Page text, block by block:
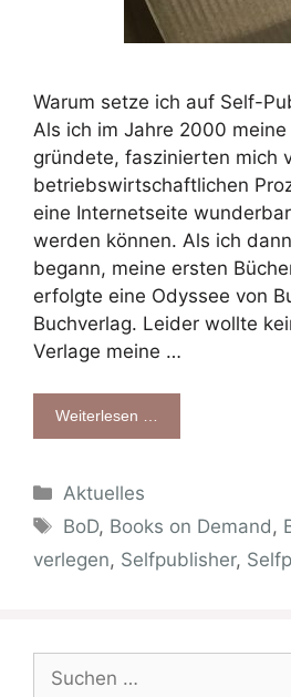
Warum setze ich auf Self-
Als ich im Jahre 2000
gründete, faszinierten mich
betriebswirtschaftlichen
eine Internetseite
werden können. Als ich
begann, meine ersten
erfolgte eine Odyssee von
Buchverlag. Leider wollte
Verlage meine …
Weiterlesen …
Kategorien
Aktuelles
Schlagwörter
BoD, Books on Demand,
verlegen, Selfpublisher,
nach: